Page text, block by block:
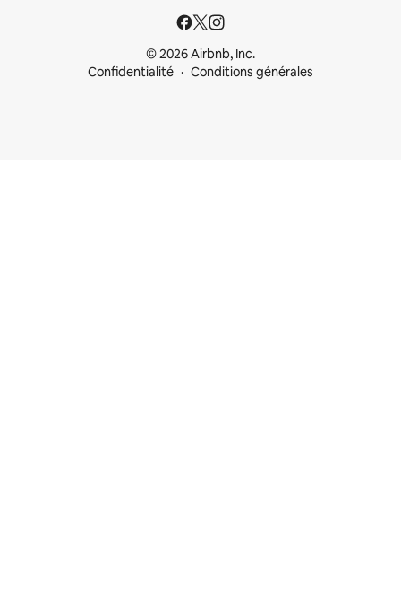
© 2026 Airbnb, Inc.
Confidentialité
Conditions générales